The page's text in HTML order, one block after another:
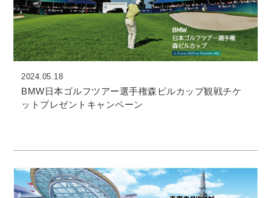
2024.05.18
BMW日本ゴルフツアー選手権森ビルカップ観戦チケ
ットプレゼントキャンペーン